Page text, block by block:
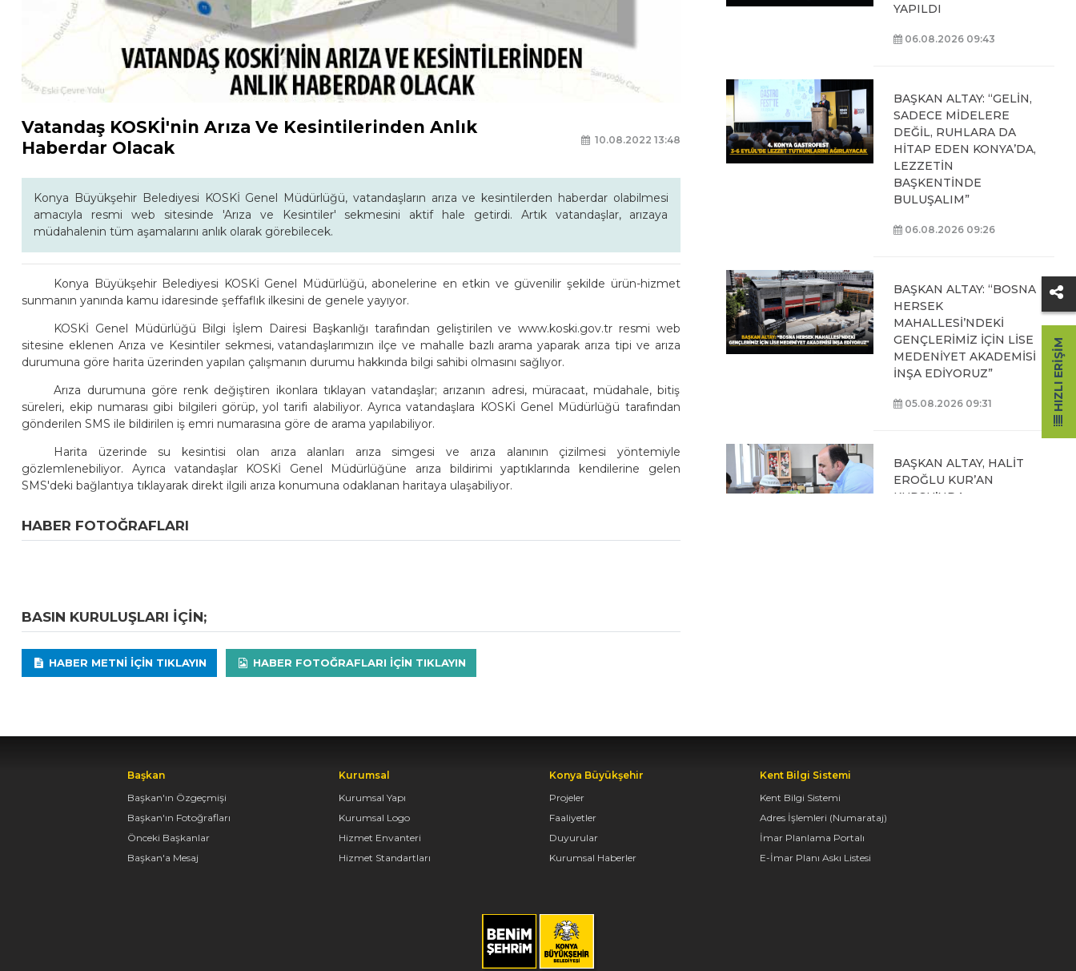
Vatandaş KOSKİ'nin Arıza Ve Kesintilerinden Anlık
Haberdar Olacak
10.08.2022 13:48
Konya Büyükşehir Belediyesi KOSKİ Genel Müdürlüğü, vatandaşların arıza ve kesintilerden haberdar olabilmesi
amacıyla resmi web sitesinde 'Arıza ve Kesintiler' sekmesini aktif hale getirdi. Artık vatandaşlar, arızaya
müdahalenin tüm aşamalarını anlık olarak görebilecek.
Konya Büyükşehir Belediyesi KOSKİ Genel Müdürlüğü, abonelerine en etkin ve güvenilir şekilde ürün-hizmet
sunmanın yanında kamu idaresinde şeffaflık ilkesini de genele yayıyor.
KOSKİ Genel Müdürlüğü Bilgi İşlem Dairesi Başkanlığı tarafından geliştirilen ve www.koski.gov.tr resmi web
sitesine eklenen Arıza ve Kesintiler sekmesi, vatandaşlarımızın ilçe ve mahalle bazlı arama yaparak arıza tipi ve arıza
durumuna göre harita üzerinden yapılan çalışmanın durumu hakkında bilgi sahibi olmasını sağlıyor.
Arıza durumuna göre renk değiştiren ikonlara tıklayan vatandaşlar; arızanın adresi, müracaat, müdahale, bitiş
süreleri, ekip numarası gibi bilgileri görüp, yol tarifi alabiliyor. Ayrıca vatandaşlara KOSKİ Genel Müdürlüğü tarafından
gönderilen SMS ile bildirilen iş emri numarasına göre de arama yapılabiliyor.
Harita üzerinde su kesintisi olan arıza alanları arıza simgesi ve arıza alanının çizilmesi yöntemiyle
gözlemlenebiliyor. Ayrıca vatandaşlar KOSKİ Genel Müdürlüğüne arıza bildirimi yaptıklarında kendilerine gelen
SMS'deki bağlantıya tıklayarak direkt ilgili arıza konumuna odaklanan haritaya ulaşabiliyor.
HABER FOTOĞRAFLARI
BASIN KURULUŞLARI IÇIN;
HABER METNI IÇIN TIKLAYIN HABER FOTOĞRAFLARI IÇIN TIKLAYIN
YAPILDI
06.08.2026 09:43
BAŞKAN ALTAY: “GELİN,
SADECE MİDELERE
DEĞİL, RUHLARA DA
HİTAP EDEN KONYA’DA,
LEZZETİN
BAŞKENTİNDE
BULUŞALIM”
06.08.2026 09:26
BAŞKAN ALTAY: “BOSNA
HERSEK
MAHALLESİ’NDEKİ
GENÇLERİMİZ İÇİN LİSE
MEDENİYET AKADEMİSİ
İNŞA EDİYORUZ”
05.08.2026 09:31
BAŞKAN ALTAY, HALİT
EROĞLU KUR’AN
KURSU’NDA
Başkan
Başkan'ın Özgeçmişi
Başkan'ın Fotoğrafları
Önceki Başkanlar
Başkan'a Mesaj
Kurumsal
Kurumsal Yapı
Kurumsal Logo
Hizmet Envanteri
Hizmet Standartları
Konya Büyükşehir
Projeler
Faaliyetler
Duyurular
Kurumsal Haberler
Kent Bilgi Sistemi
Kent Bilgi Sistemi
Adres İşlemleri (Numarataj)
İmar Planlama Portalı
E-İmar Planı Askı Listesi
HIZLI ERIŞIM